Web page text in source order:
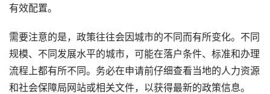
有效配置。
需要注意的是，政策往往会因城市的不同而有所变化。不同
规模、不同发展水平的城市，可能在落户条件、标准和办理
流程上都有所不同。务必在申请前仔细查看当地的人力资源
和社会保障局网站或相关文件，以获得最新的政策信息。